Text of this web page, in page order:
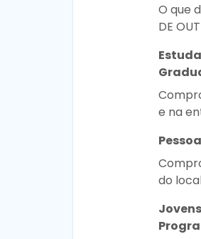
O que
DE
e na
do